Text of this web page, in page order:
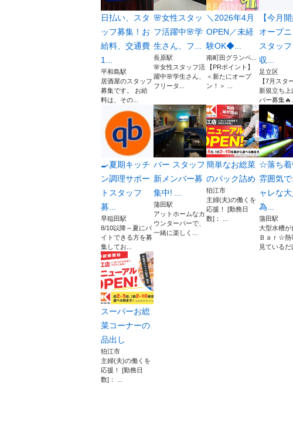
日払い、スタ
ッフ募集！お
給料、交通費
1...
平和島駅
居酒屋のスタッフ
募集です。 お給
料は、その...
🌸女性スタッ
フ活躍中🌸学
生さん、フ...
長原駅
🌸女性スタッフ活
躍中🌸学生さん、
フリータ...
＼2026年4月
OPEN／未経
験OK◆...
南町田グランベ...
【PRポイント】
＜新たにオープ
ン！＞ ...
【今月開
オープ
スタッ
収...
足立区
【7月スタ
新規立ち上
バー募集🔥...
🍳夏期キッチ
ン調理サポー
トスタッフ
募...
早稲田駅
8/10以降～夏にバ
イトできる方を募
集してお...
バー スタッフ
新メンバー募
集中! ...
蒲田駅
アットホームなカ
ウンターバーで、
一緒に楽しく...
簡単なお総菜
のパック詰め
狛江市
主婦(夫)の働くを
応援！ [勤務日
数]： ...
☆落ち着
雰囲気
ャレな
為...
蒲田駅
大型水槽が
Ｂａｒ☆熱
見ているだ
スーパーお総
菜コーナーの
品出し
狛江市
主婦(夫)の働くを
応援！ [勤務日
数]： ...